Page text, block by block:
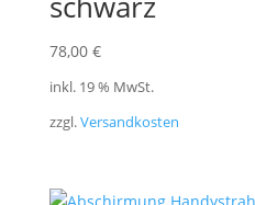
78,00 €
inkl. 19 % MwSt.
zzgl.Versandkosten